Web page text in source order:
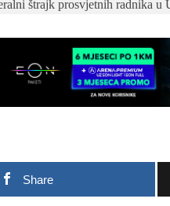
Share